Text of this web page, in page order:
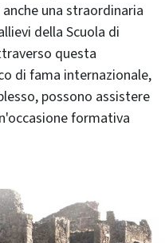
una straordinaria
della Scuola di
questa
di fama internazionale,
possono assistere
formativa